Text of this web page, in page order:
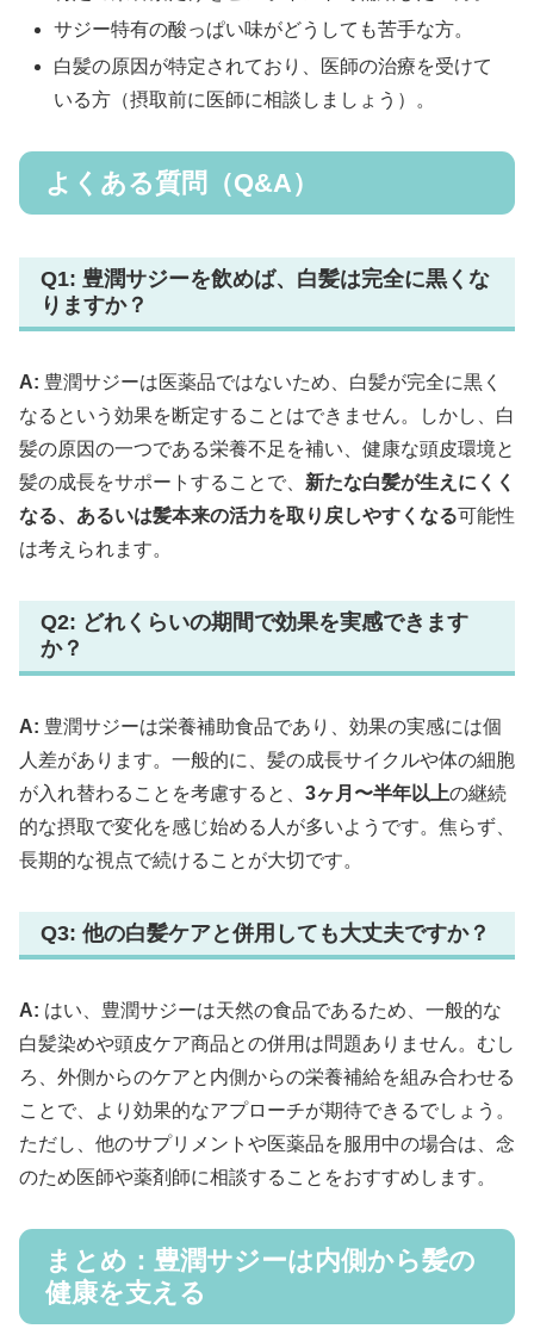
サジー特有の酸っぱい味がどうしても苦手な方。
白髪の原因が特定されており、医師の治療を受けて
いる方（摂取前に医師に相談しましょう）。
よくある質問（Q&A）
Q1: 豊潤サジーを飲めば、白髪は完全に黒くな
りますか？
A: 豊潤サジーは医薬品ではないため、白髪が完全に黒く
なるという効果を断定することはできません。しかし、白
髪の原因の一つである栄養不足を補い、健康な頭皮環境と
髪の成長をサポートすることで、 新たな白髪が生えにくく
なる、あるいは髪本来の活力を取り戻しやすくなる可能性
は考えられます。
Q2: どれくらいの期間で効果を実感できます
か？
A: 豊潤サジーは栄養補助食品であり、効果の実感には個
人差があります。一般的に、髪の成長サイクルや体の細胞
が入れ替わることを考慮すると、 3ヶ月〜半年以上の継続
的な摂取で変化を感じ始める人が多いようです。焦らず、
長期的な視点で続けることが大切です。
Q3: 他の白髪ケアと併用しても大丈夫ですか？
A: はい、豊潤サジーは天然の食品であるため、一般的な
白髪染めや頭皮ケア商品との併用は問題ありません。むし
ろ、外側からのケアと内側からの栄養補給を組み合わせる
ことで、より効果的なアプローチが期待できるでしょう。
ただし、他のサプリメントや医薬品を服用中の場合は、念
のため医師や薬剤師に相談することをおすすめします。
まとめ：豊潤サジーは内側から髪の
健康を支える